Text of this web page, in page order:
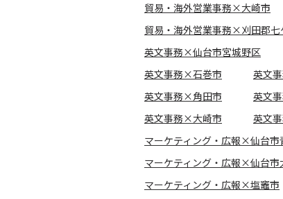
貿易・海外営業事務×大崎市
貿易・海外営業事務×刈田郡七
英文事務×仙台市宮城野区
英文事務×石巻市
英文
英文事務×角田市
英文
英文事務×大崎市
英文
マーケティング・広報×仙台市
マーケティング・広報×仙台市
マーケティング・広報×塩竈市